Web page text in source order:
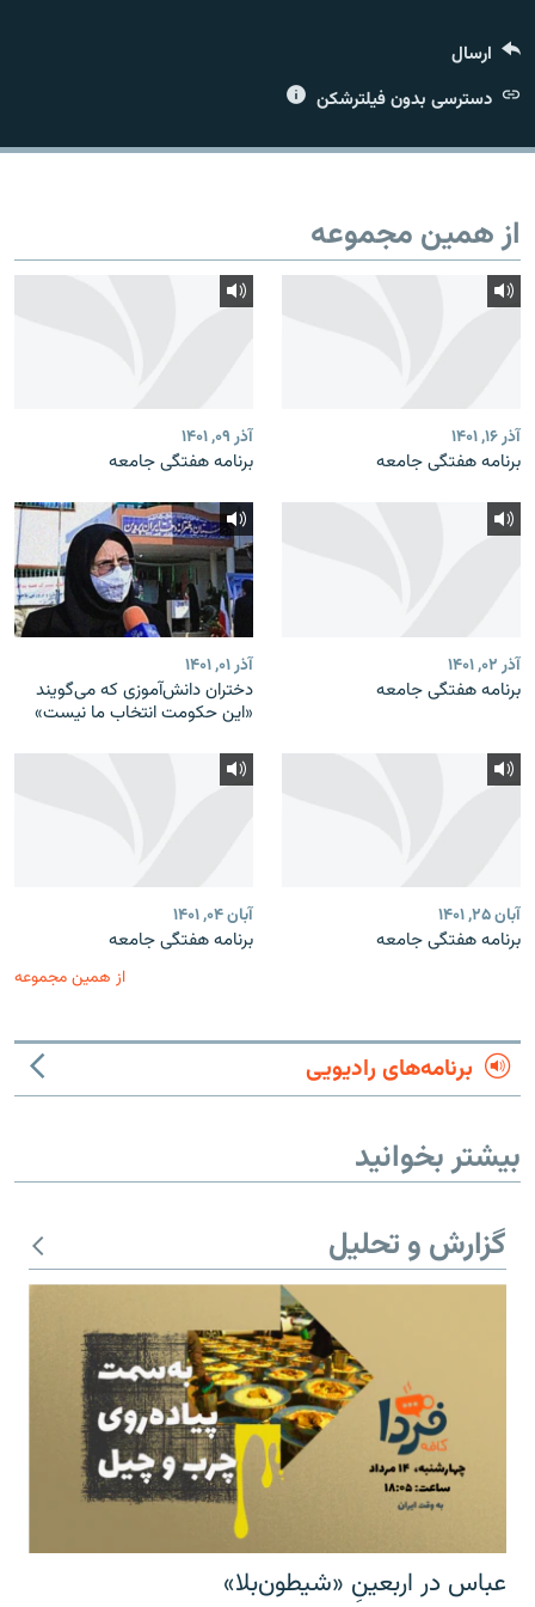
زبان‌های دیگر
ارسال
دسترسی بدون فیلترشکن
از همین مجموعه
آذر ۱۶, ۱۴۰۱
برنامه هفتگی جامعه
آذر ۰۹, ۱۴۰۱
برنامه هفتگی جامعه
آذر ۰۲, ۱۴۰۱
برنامه هفتگی جامعه
آذر ۰۱, ۱۴۰۱
دختران دانش‌آموزی که می‌گویند
«این حکومت انتخاب ما نیست»
آبان ۲۵, ۱۴۰۱
برنامه هفتگی جامعه
آبان ۰۴, ۱۴۰۱
برنامه هفتگی جامعه
از همین مجموعه
برنامه‌های رادیویی
بیشتر بخوانید
گزارش و تحلیل
عباس در اربعینِ «شیطون‌بلا»